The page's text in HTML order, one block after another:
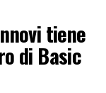
tiene
di Basic